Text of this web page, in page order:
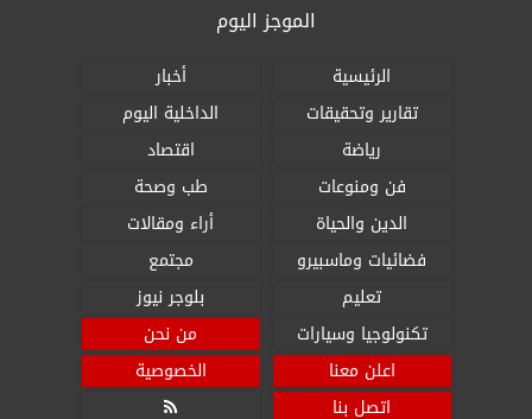
الموجز اليوم
الرئيسية
أخبار
تقارير وتحقيقات
الداخلية اليوم
رياضة
اقتصاد
فن ومنوعات
طب وصحة
الدين والحياة
أراء ومقالات
فضائيات وماسبيرو
مجتمع
تعليم
بلوجر نيوز
تكنولوجيا وسيارات
من نحن
اعلن معنا
الخصوصية
اتصل بنا
